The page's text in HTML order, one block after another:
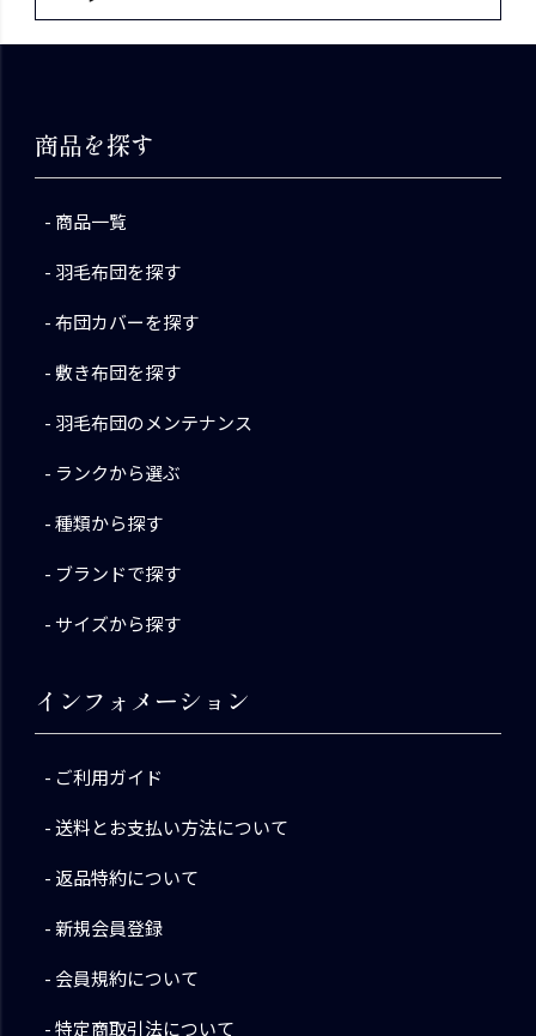
商品を探す
商品一覧
羽毛布団を探す
布団カバーを探す
敷き布団を探す
羽毛布団のメンテナンス
ランクから選ぶ
種類から探す
ブランドで探す
サイズから探す
インフォメーション
ご利用ガイド
送料とお支払い方法について
返品特約について
新規会員登録
会員規約について
特定商取引法について